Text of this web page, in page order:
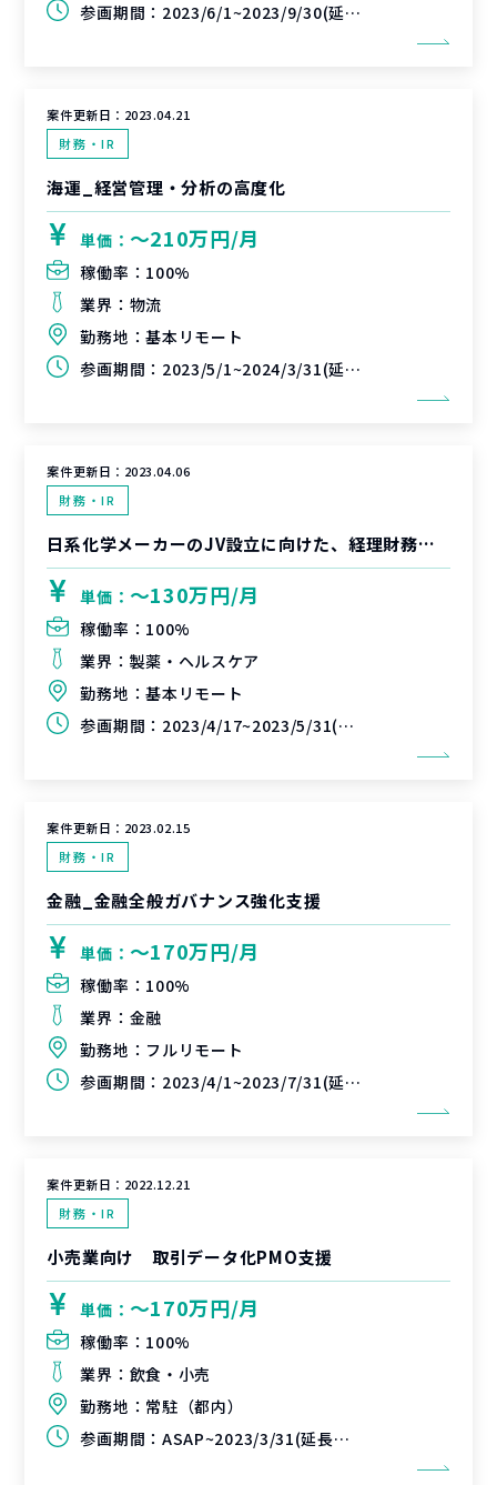
参画期間： 2023/6/1~2023/9/30(延長可能性あり)
案件更新日： 2023.04.21
財務・IR
海運_経営管理・分析の高度化
単価： 〜210万円/月
稼働率： 100%
業界： 物流
勤務地：基本リモート
参画期間： 2023/5/1~2024/3/31(延長可能性あり)
案件更新日： 2023.04.06
財務・IR
日系化学メーカーのJV設立に向けた、経理財務部門の立ち上げと内部統制構築（J-SOX対応）支援
単価： 〜130万円/月
稼働率： 100%
業界： 製薬・ヘルスケア
勤務地：基本リモート
参画期間： 2023/4/17~2023/5/31(延長可能性あり)
案件更新日： 2023.02.15
財務・IR
金融_金融全般ガバナンス強化支援
単価： 〜170万円/月
稼働率： 100%
業界： 金融
勤務地： フルリモート
参画期間： 2023/4/1~2023/7/31(延長可能性あり)
案件更新日： 2022.12.21
財務・IR
小売業向け 取引データ化PMO支援
単価： 〜170万円/月
稼働率： 100%
業界： 飲食・小売
勤務地： 常駐（都内）
参画期間： ASAP~2023/3/31(延長可能性あり)